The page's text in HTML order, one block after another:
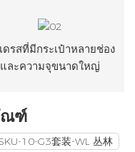
ดรสที่มีกระเป๋าหลายช่อง
และความจุขนาดใหญ่
ณฑ์